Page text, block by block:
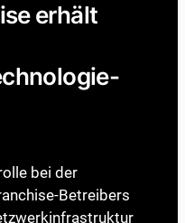
erhält
bei der
Betreibers